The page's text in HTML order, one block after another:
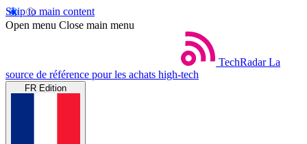
Skip to main content
Open menu Close main menu
TechRadar La
source de référence pour les achats high-tech
FR Edition